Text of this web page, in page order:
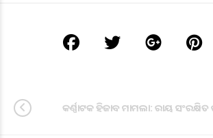
କର୍ଣ୍ଣାଟକ ହିଜାବ ମାମଲା: ରାୟ